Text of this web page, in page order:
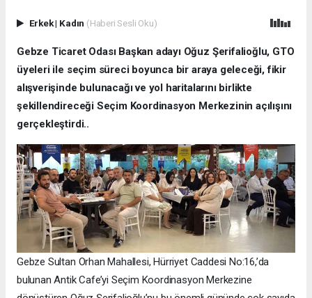
Erkek| Kadın (Haberi Sesli Oku)
Gebze Ticaret Odası Başkan adayı Oğuz Şerifalioğlu, GTO
üyeleri ile seçim süreci boyunca bir araya geleceği, fikir
alışverişinde bulunacağı ve yol haritalarını birlikte
şekillendireceği Seçim Koordinasyon Merkezinin açılışını
gerçekleştirdi..
Gebze Sultan Orhan Mahallesi, Hürriyet Caddesi No:16,’da
bulunan Antik Cafe’yi Seçim Koordinasyon Merkezine